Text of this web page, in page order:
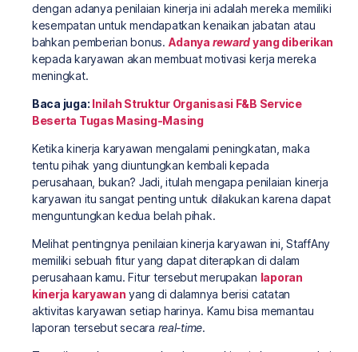
dengan adanya penilaian kinerja ini adalah mereka memiliki
kesempatan untuk mendapatkan kenaikan jabatan atau
bahkan pemberian bonus. Adanya rewardyang diberikan
kepada karyawan akan membuat motivasi kerja mereka
meningkat.
Baca juga: Inilah Struktur Organisasi F&B Service
Beserta Tugas Masing-Masing
Ketika kinerja karyawan mengalami peningkatan, maka
tentu pihak yang diuntungkan kembali kepada
perusahaan, bukan? Jadi, itulah mengapa penilaian kinerja
karyawan itu sangat penting untuk dilakukan karena dapat
menguntungkan kedua belah pihak.
Melihat pentingnya penilaian kinerja karyawan ini, StaffAny
memiliki sebuah fitur yang dapat diterapkan di dalam
perusahaan kamu. Fitur tersebut merupakan laporan
kinerja karyawan yang di dalamnya berisi catatan
aktivitas karyawan setiap harinya. Kamu bisa memantau
laporan tersebut secara real-time.